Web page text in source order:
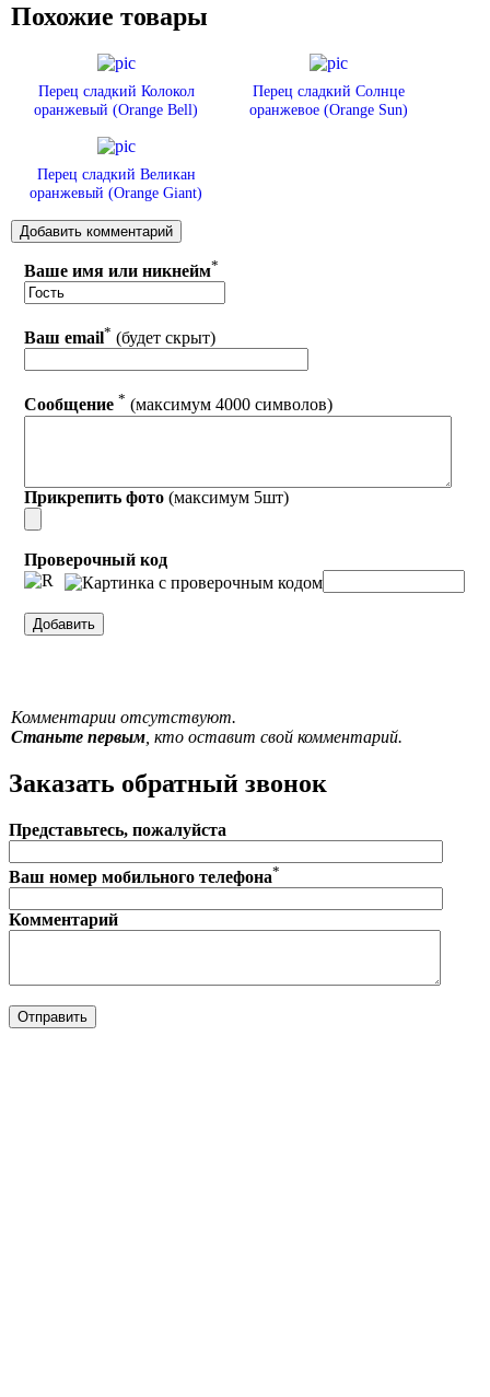
Похожие товары
Перец сладкий Колокол
оранжевый (Orange Bell)
Перец сладкий Солнце
оранжевое (Orange Sun)
Перец сладкий Великан
оранжевый (Orange Giant)
Ваше имя или никнейм*
Ваш email* (будет скрыт)
Сообщение * (максимум 4000 символов)
Прикрепить фото (максимум 5шт)
Проверочный код
Комментарии отсутствуют.
Станьте первым, кто оставит свой комментарий.
Заказать обратный звонок
Представьтесь, пожалуйста
Ваш номер мобильного телефона*
Комментарий